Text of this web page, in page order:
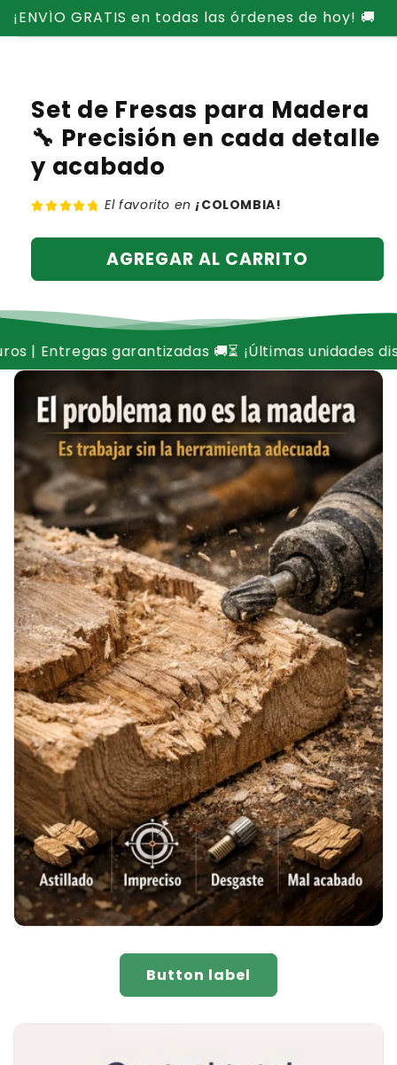
contenido
¡ENVÍO GRATIS en todas las órdenes de hoy! 🚚
Set de Fresas para Madera
🔧 Precisión en cada detalle
y acabado
El favorito en¡COLOMBIA!
AGREGAR AL CARRITO
🚚⏳ ¡Últimas unidades disponibles, no te
Button label